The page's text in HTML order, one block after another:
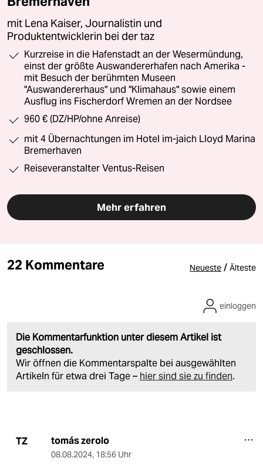
mit Lena Kaiser, Journalistin und
Produktentwicklerin bei der taz
Kurzreise in die Hafenstadt an der Wesermündung,
einst der größte Auswandererhafen nach Amerika -
mit Besuch der berühmten Museen
"Auswandererhaus" und "Klimahaus" sowie einem
Ausflug ins Fischerdorf Wremen an der Nordsee
960 € (DZ/HP/ohne Anreise)
mit 4 Übernachtungen im Hotel im-jaich Lloyd Marina
Bremerhaven
Reiseveranstalter Ventus-Reisen
Mehr erfahren
22 Kommentare Neueste / Älteste
Die Kommentarfunktion unter diesem Artikel ist
geschlossen.
Wir öffnen die Kommentarspalte bei ausgewählten
Artikeln für etwa drei Tage – hier sind sie zu finden.
einloggen
TZ tomás zerolo
08.08.2024, 18:56 Uhr